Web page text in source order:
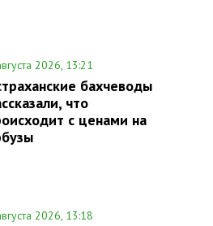
2026, 13:21
бахчеводы
что
с ценами на
2026, 13:18